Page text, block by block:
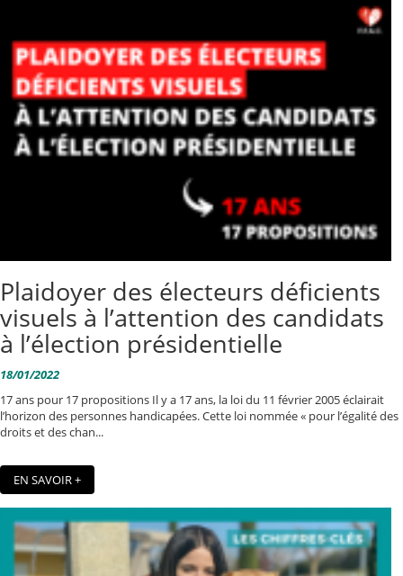
Plaidoyer des électeurs déficients
visuels à l’attention des candidats
à l’élection présidentielle
18/01/2022
17 ans pour 17 propositions Il y a 17 ans, la loi du 11 février 2005 éclairait
l’horizon des personnes handicapées. Cette loi nommée « pour l’égalité des
droits et des chan...
EN SAVOIR +